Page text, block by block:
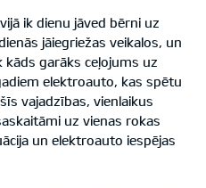
ik dienu jāved bērni uz
jāiegriežas veikalos, un
garāks ceļojums uz
elektroauto, kas spētu
vajadzības, vienlaikus
uz vienas rokas
un elektroauto iespējas